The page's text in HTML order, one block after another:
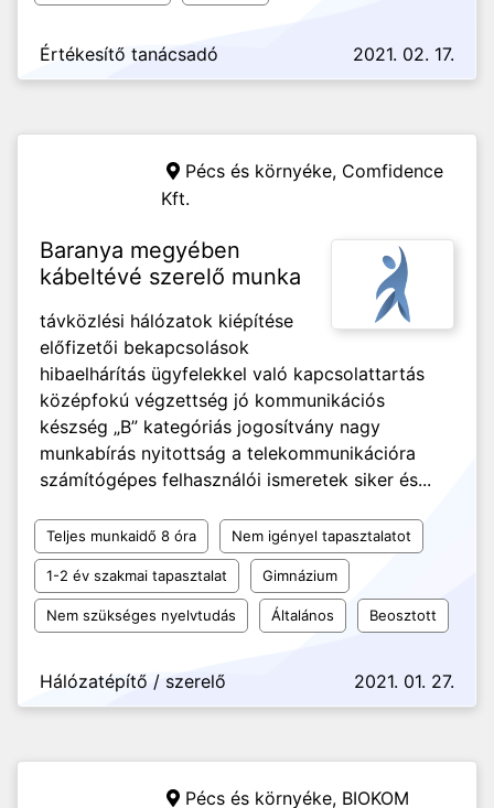
Értékesítő tanácsadó 2021. 02. 17.
Pécs és környéke, Comfidence
Kft.
Baranya megyében
kábeltévé szerelő munka
távközlési hálózatok kiépítése
előfizetői bekapcsolások
hibaelhárítás ügyfelekkel való kapcsolattartás
középfokú végzettség jó kommunikációs
készség „B” kategóriás jogosítvány nagy
munkabírás nyitottság a telekommunikációra
számítógépes felhasználói ismeretek siker és...
Teljes munkaidő 8 óra Nem igényel tapasztalatot
1-2 év szakmai tapasztalat Gimnázium
Nem szükséges nyelvtudás Általános Beosztott
Hálózatépítő / szerelő 2021. 01. 27.
Pécs és környéke, BIOKOM